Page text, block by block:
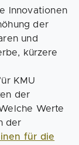
Innovationen
der
und
kürzere
KMU
der
Werte
der
für die